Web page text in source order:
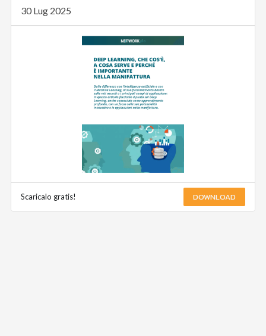
30 Lug 2025
Scaricalo gratis! DOWNLOAD